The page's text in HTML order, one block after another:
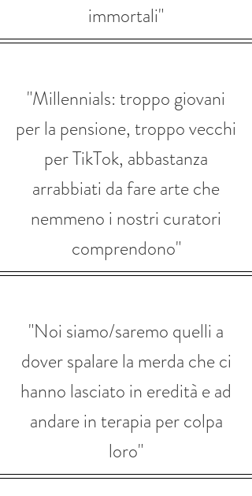
immortali"
"Millennials: troppo giovani
per la pensione, troppo vecchi
per TikTok, abbastanza
arrabbiati da fare arte che
nemmeno i nostri curatori
comprendono"
"Noi siamo/saremo quelli a
dover spalare la merda che ci
hanno lasciato in eredità e ad
andare in terapia per colpa
loro"